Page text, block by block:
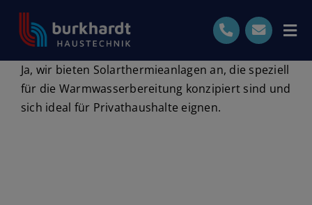
content
Start
Leistungen
Ja, wir bieten Solarthermieanlagen an, die speziell
für die Warmwasserbereitung konzipiert sind und
sich ideal für Privathaushalte eignen.